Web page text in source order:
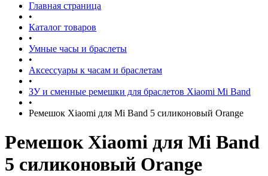
Главная страница
•
Каталог товаров
•
Умные часы и браслеты
•
Аксессуары к часам и браслетам
•
ЗУ и сменные ремешки для браслетов Xiaomi Mi Band
•
Ремешок Xiaomi для Mi Band 5 силиконовый Orange
Ремешок Xiaomi для Mi Band
5 силиконовый Orange